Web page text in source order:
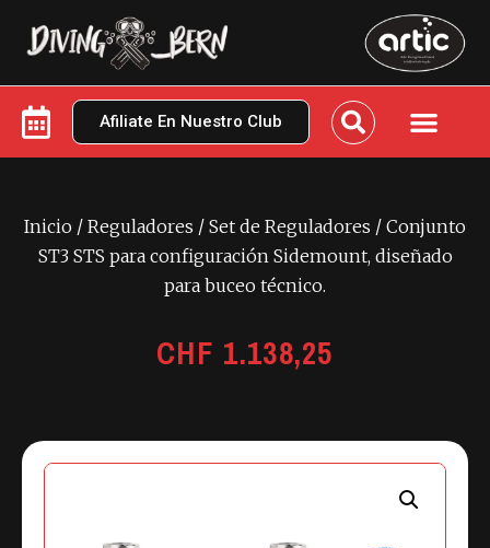
Afiliate En Nuestro Club
Inicio / Reguladores / Set de Reguladores / Conjunto
ST3 STS para configuración Sidemount, diseñado
para buceo técnico.
CHF 1.138,25